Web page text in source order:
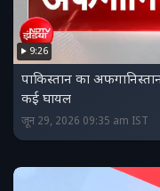
9:26
पाकिस्तान का
कई घायल
जून 29, 2026 09:35 am IST